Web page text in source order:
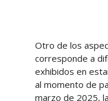
Otro de los
corresponde a
exhibidos en
al momento de
marzo de 2025,